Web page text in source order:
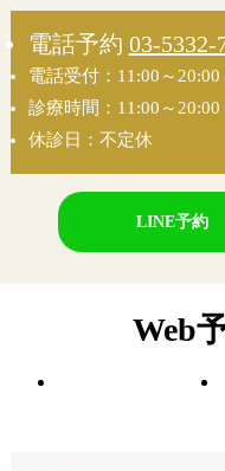
電話予約 03-5332-
電話受付：11:00～20:00
診療時間：11:00～20:00
休診日：不定休
LINE予約
Web